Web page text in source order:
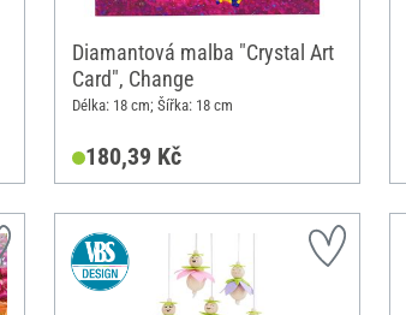
Diamantová malba "Crystal Art
Card", Change
Délka: 18 cm; Šířka: 18 cm
180,39 Kč